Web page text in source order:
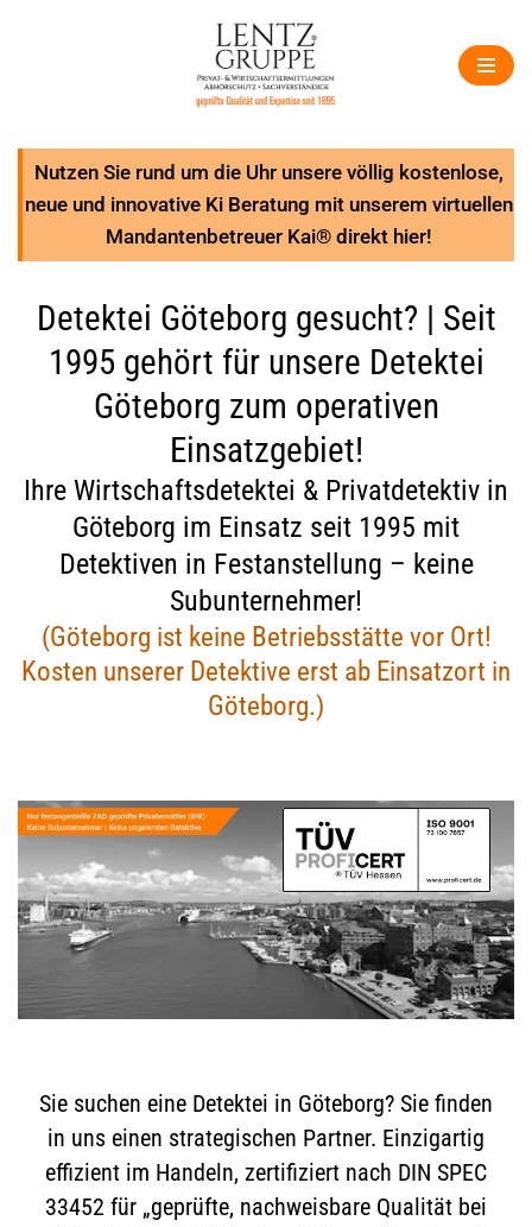
Nutzen Sie rund um die Uhr unsere völlig kostenlose,
neue und innovative Ki Beratung mit unserem virtuellen
Mandantenbetreuer Kai® direkt hier!
Detektei Göteborg gesucht? | Seit
1995 gehört für unsere Detektei
Göteborg zum operativen
Einsatzgebiet!
Ihre Wirtschaftsdetektei & Privatdetektiv in
Göteborg im Einsatz seit 1995 mit
Detektiven in Festanstellung – keine
Subunternehmer!
(Göteborg ist keine Betriebsstätte vor Ort!
Kosten unserer Detektive erst ab Einsatzort in
Göteborg.)
Sie suchen eine Detektei in Göteborg? Sie finden
in uns einen strategischen Partner. Einzigartig
effizient im Handeln, zertifiziert nach DIN SPEC
33452 für „geprüfte, nachweisbare Qualität bei